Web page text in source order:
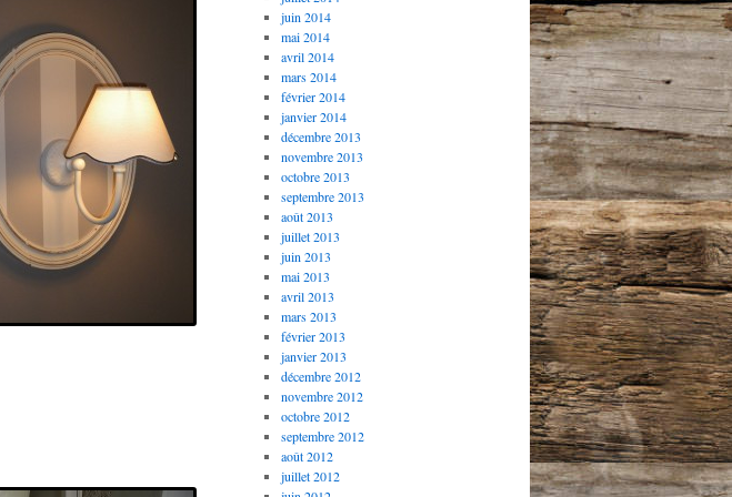
juin 2014
mai 2014
avril 2014
mars 2014
février 2014
janvier 2014
décembre 2013
novembre 2013
octobre 2013
septembre 2013
août 2013
juillet 2013
juin 2013
mai 2013
avril 2013
mars 2013
février 2013
janvier 2013
décembre 2012
novembre 2012
octobre 2012
septembre 2012
août 2012
juillet 2012